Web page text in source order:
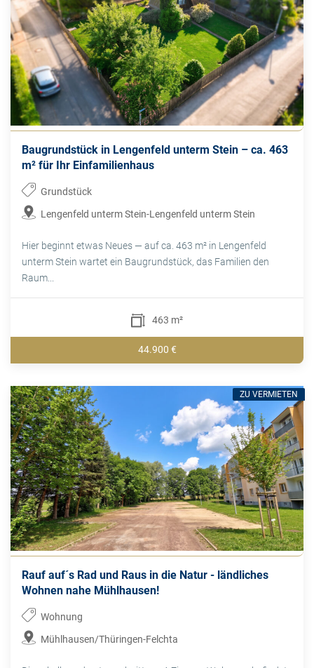
Baugrundstück in Lengenfeld unterm Stein – ca. 463
m² für Ihr Einfamilienhaus
Grundstück
Lengenfeld unterm Stein-Lengenfeld unterm Stein
Hier beginnt etwas Neues — auf ca. 463 m² in Lengenfeld
unterm Stein wartet ein Baugrundstück, das Familien den
Raum...
463 m²
44.900 €
Rauf auf´s Rad und Raus in die Natur - ländliches
Wohnen nahe Mühlhausen!
Wohnung
Mühlhausen/Thüringen-Felchta
ZU VERMIETEN